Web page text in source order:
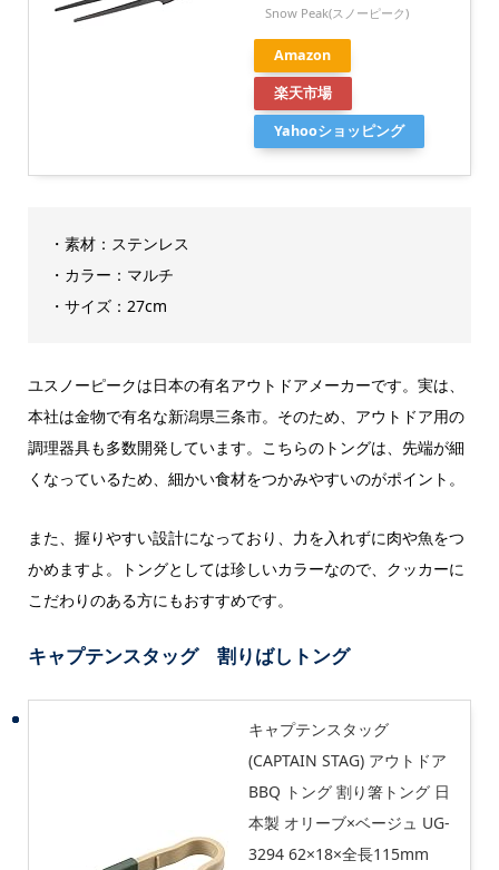
Snow Peak(スノーピーク)
Amazon
楽天市場
Yahooショッピング
・素材：ステンレス
・カラー：マルチ
・サイズ：‎27cm
ユスノーピークは日本の有名アウトドアメーカーです。実は、
本社は金物で有名な新潟県三条市。そのため、アウトドア用の
調理器具も多数開発しています。こちらのトングは、先端が細
くなっているため、細かい食材をつかみやすいのがポイント。
また、握りやすい設計になっており、力を入れずに肉や魚をつ
かめますよ。トングとしては珍しいカラーなので、クッカーに
こだわりのある方にもおすすめです。
キャプテンスタッグ 割りばしトング
キャプテンスタッグ
(CAPTAIN STAG) アウトドア
BBQ トング 割り箸トング 日
本製 オリーブ×ベージュ UG-
3294 62×18×全長115mm